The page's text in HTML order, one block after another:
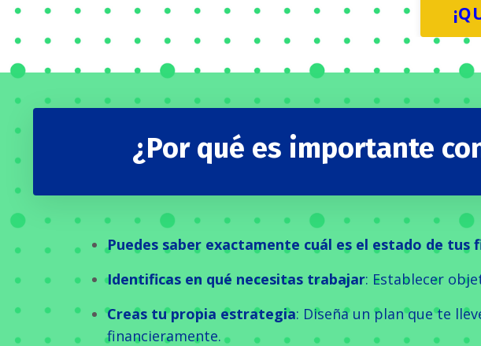
¿Por qué es importante
Puedes saber exactamente cuál es el estado de tus
Identificas en qué necesitas trabajar: Establecer
Creas tu propia estrategia: Diseña un plan que te
financieramente.